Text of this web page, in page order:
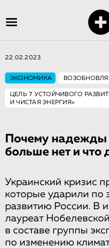
22.02.2023
ЭКОНОМИКА
ЦЕЛЬ 7 УСТОЙЧИВОГО
И ЧИСТАЯ ЭНЕРГИЯ»
Почему надежды
больше нет и что
Украинский кризис
которые ударили по
развитию России. В
лауреат
в составе группы
по изменению